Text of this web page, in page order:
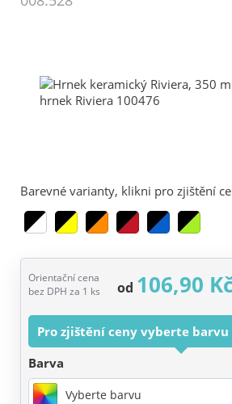
Barevné varianty, klikni pro zjištění
Orientační cena
bez DPH za 1 ks
od 106,90
Pro zjištění ceny vyberte barvu
Barva
Vyberte barvu